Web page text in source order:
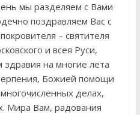
мы разделяем с Вами
поздравляем Вас с
– святителя
и всея Руси,
на многие лета
Божией помощи
делах,
Мира Вам, радования